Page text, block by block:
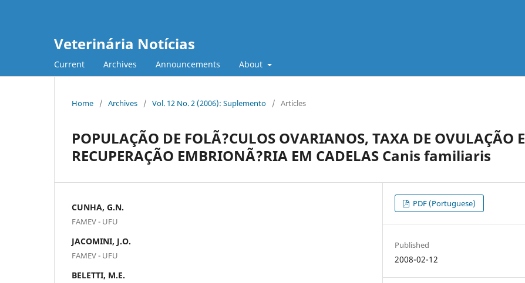
Veterinária Notícias
Current Archives Announcements About
Home / Archives / Vol. 12 No. 2 (2006): Suplemento / Articles
POPULAÇÃO DE FOLÃ?CULOS OVARIANOS, TAXA DE OVULAÇÃO E
RECUPERAÇÃO EMBRIONÃ?RIA EM CADELAS Canis familiaris
CUNHA, G.N.
FAMEV - UFU
JACOMINI, J.O.
FAMEV - UFU
BELETTI, M.E.
PDF (Portuguese)
Published
2008-02-12